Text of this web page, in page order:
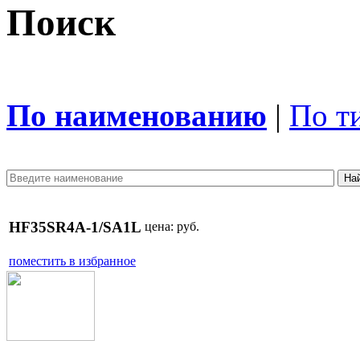
Поиск
По наименованию | По
HF35SR4A-1/SA1L цена: руб.
поместить в избранное